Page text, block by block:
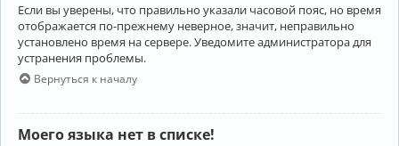
Если вы уверены, что правильно указали часовой пояс, но время
отображается по-прежнему неверное, значит, неправильно
установлено время на сервере. Уведомите администратора для
устранения проблемы.
Вернуться к началу
Моего языка нет в списке!